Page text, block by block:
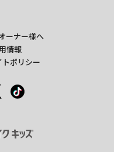
ーナー様へ
情報
トポリシー